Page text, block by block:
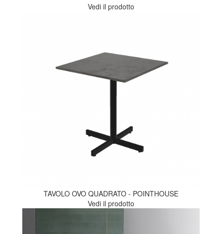
Vedi il prodotto
TAVOLO OVO QUADRATO - POINTHOUSE
Vedi il prodotto